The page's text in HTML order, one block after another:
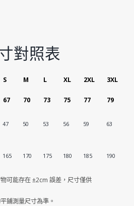
紀
對照表
S M L XL 2XL
3XL
67 70 73 75 77 79
47 50 53 56 59 63
165 170 175 180 185 190
可能存在 ±2cm 誤差，尺寸僅供
鋪測量尺寸為準。